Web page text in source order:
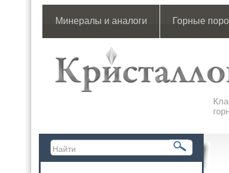
Минералы и аналоги Горные